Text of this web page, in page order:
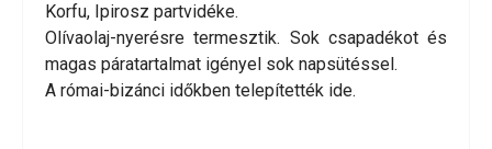
Korfu, Ipirosz partvidéke.
Olívaolaj-nyerésre termesztik. Sok csapadékot és
magas páratartalmat igényel sok napsütéssel.
A római-bizánci időkben telepítették ide.